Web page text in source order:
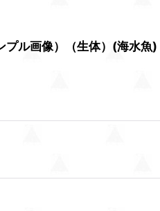
プル画像）（生体）(海水魚)